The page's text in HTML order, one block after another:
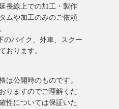
長線上での加工・製作
ムや加工のみのご依頼
のバイク、外車、スクー
おります。
は公開時のものです。
りますのでご理解くだ
性については保証いた